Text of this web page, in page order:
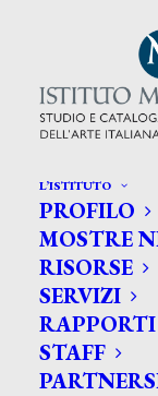
L’ISTITUTO
PROFILO
MOSTRE
RISORSE
SERVIZI
RAPPORTI
STAFF
CERCA
Search
for: